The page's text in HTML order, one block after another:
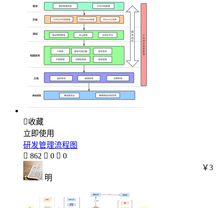
收藏
立即使用
研发管理流程图
 862  0  0
明
￥3